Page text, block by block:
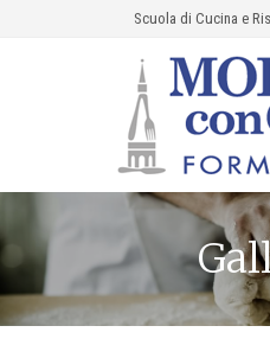
Scuola di Cucina e